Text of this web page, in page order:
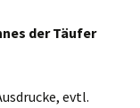
der Täufer
evtl.